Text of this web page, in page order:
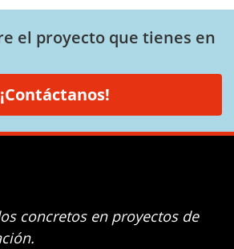
el proyecto que tienes en
¡Contáctanos!
concretos en proyectos de